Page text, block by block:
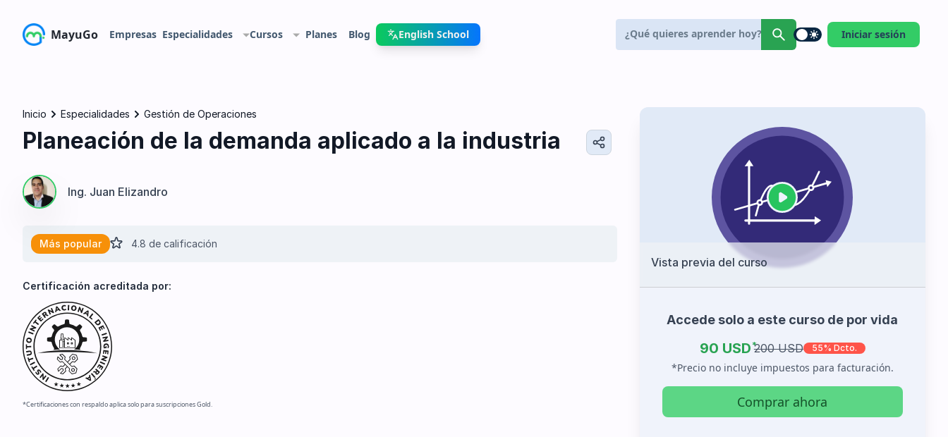
MayuGo Empresas Especialidades Cursos Planes Blog English School Iniciar sesión
Inicio Especialidades Gestión de Operaciones
Planeación de la demanda aplicado a la industria
Ing. Juan Elizandro
Más popular 4.8 de calificación
Certificación acreditada por:
*Certificaciones con respaldo aplica solo para suscripciones Gold.
Vista previa del curso
Accede solo a este curso de por vida
90 USD *200 USD 55% Dcto.
*Precio no incluye impuestos para facturación.
Comprar ahora